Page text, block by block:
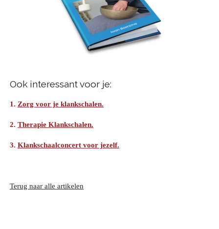
Ook interessant voor je:
1. Zorg voor je klankschalen.
2. Therapie Klankschalen.
3. Klankschaalconcert voor jezelf.
Terug naar alle artikelen